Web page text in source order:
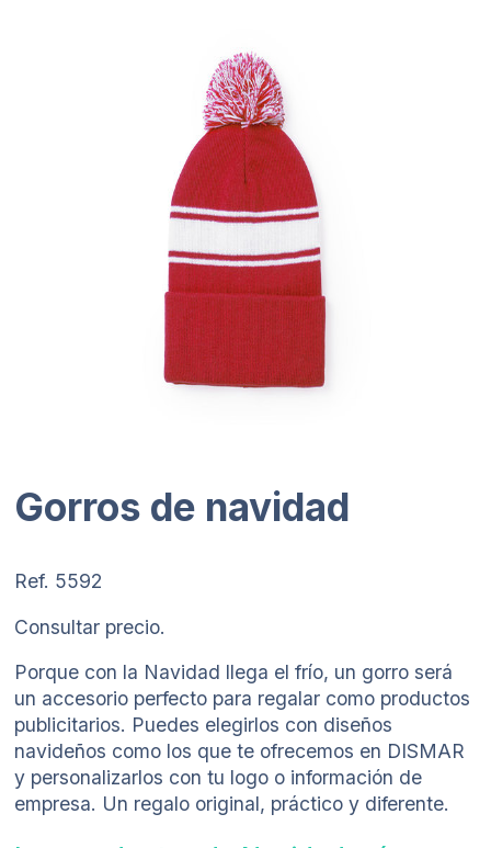
Gorros de navidad
Ref. 5592
Consultar precio.
Porque con la Navidad llega el frío, un gorro será
un accesorio perfecto para regalar como productos
publicitarios. Puedes elegirlos con diseños
navideños como los que te ofrecemos en DISMAR
y personalizarlos con tu logo o información de
empresa. Un regalo original, práctico y diferente.